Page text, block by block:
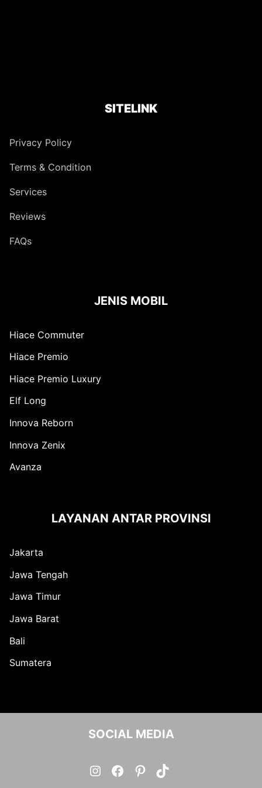
SITELINK
Privacy Policy
Terms & Condition
Services
Reviews
FAQs
JENIS MOBIL
Hiace Commuter
Hiace Premio
Hiace Premio Luxury
Elf Long
Innova Reborn
Innova Zenix
Avanza
LAYANAN ANTAR PROVINSI
Jakarta
Jawa Tengah
Jawa Timur
Jawa Barat
Bali
Sumatera
SOCIAL MEDIA
Instagram
Facebook
Pinterest
TikTok